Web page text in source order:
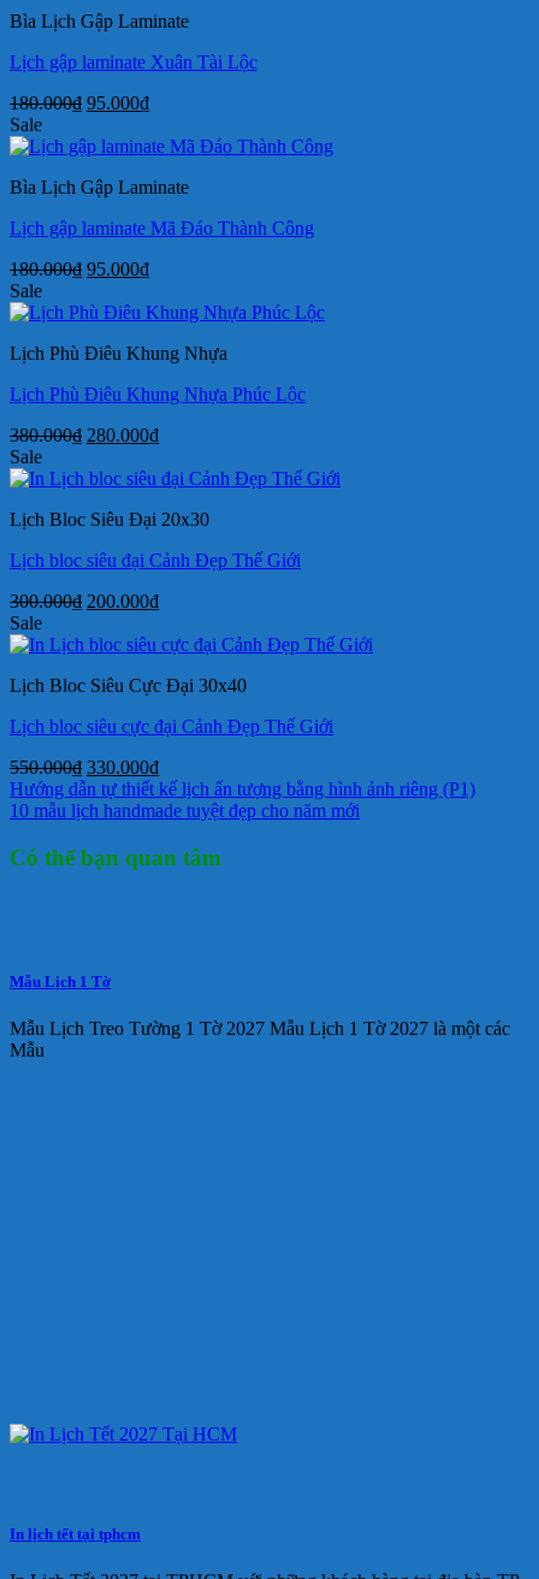
79.000₫.
Bìa Lịch Gập Laminate
Lịch gập laminate Xuân Tài Lộc
180.000₫ Giá
là:
95.000₫Giá
tại
95.000₫.
Sale
Bìa Lịch Gập Laminate
Lịch gập laminate Mã Đáo Thành Công
180.000₫ Giá
là:
95.000₫Giá
tại
95.000₫.
Sale
Lịch Phù Điêu Khung Nhựa
Lịch Phù Điêu Khung Nhựa Phúc Lộc
380.000₫ Giá
là:
280.000₫Giá
tại
280.000₫.
Sale
Lịch Bloc Siêu Đại 20x30
Lịch bloc siêu đại Cảnh Đẹp Thế Giới
300.000₫ Giá
là:
200.000₫Giá
tại
200.000₫.
Sale
Lịch Bloc Siêu Cực Đại 30x40
Lịch bloc siêu cực đại Cảnh Đẹp Thế Giới
550.000₫ Giá
gốc
là:
330.000₫Giá
hiện
tại
330.000₫.
Hướng dẫn tự thiết kế lịch ấn tượng bằng hình ảnh riêng (P1)
10 mẫu lịch handmade tuyệt đẹp cho năm mới
Có thể bạn quan tâm
Mẫu Lịch 1 Tờ
Mẫu Lịch Treo Tường 1 Tờ 2027 Mẫu Lịch 1 Tờ 2027 là một các
Mẫu
In lịch tết tại tphcm